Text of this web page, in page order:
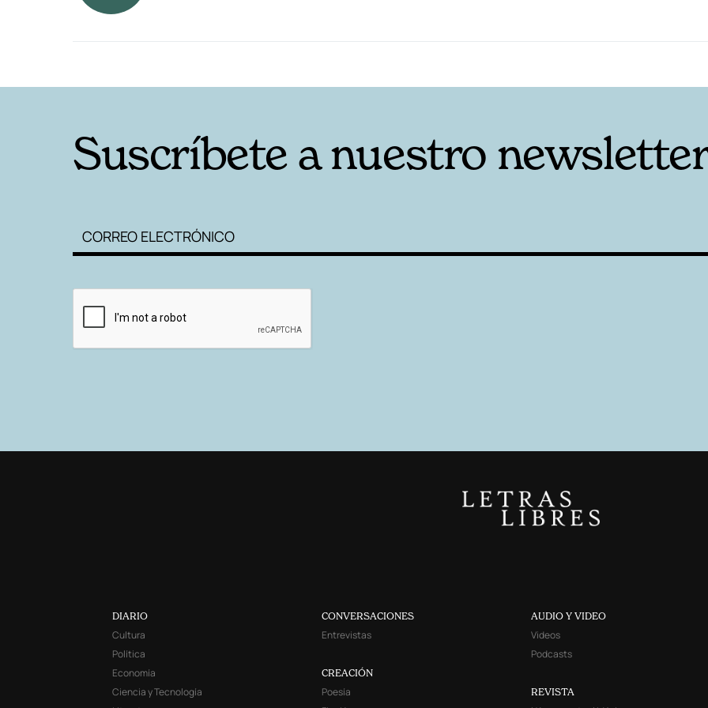
Suscríbete a nuestro
DIARIO
Cultura
Política
Economía
Ciencia y Tecnología
CONVERSACIONES
Entrevistas
CREACIÓN
Poesía
AUDIO Y VIDEO
Videos
Podcasts
REVISTA